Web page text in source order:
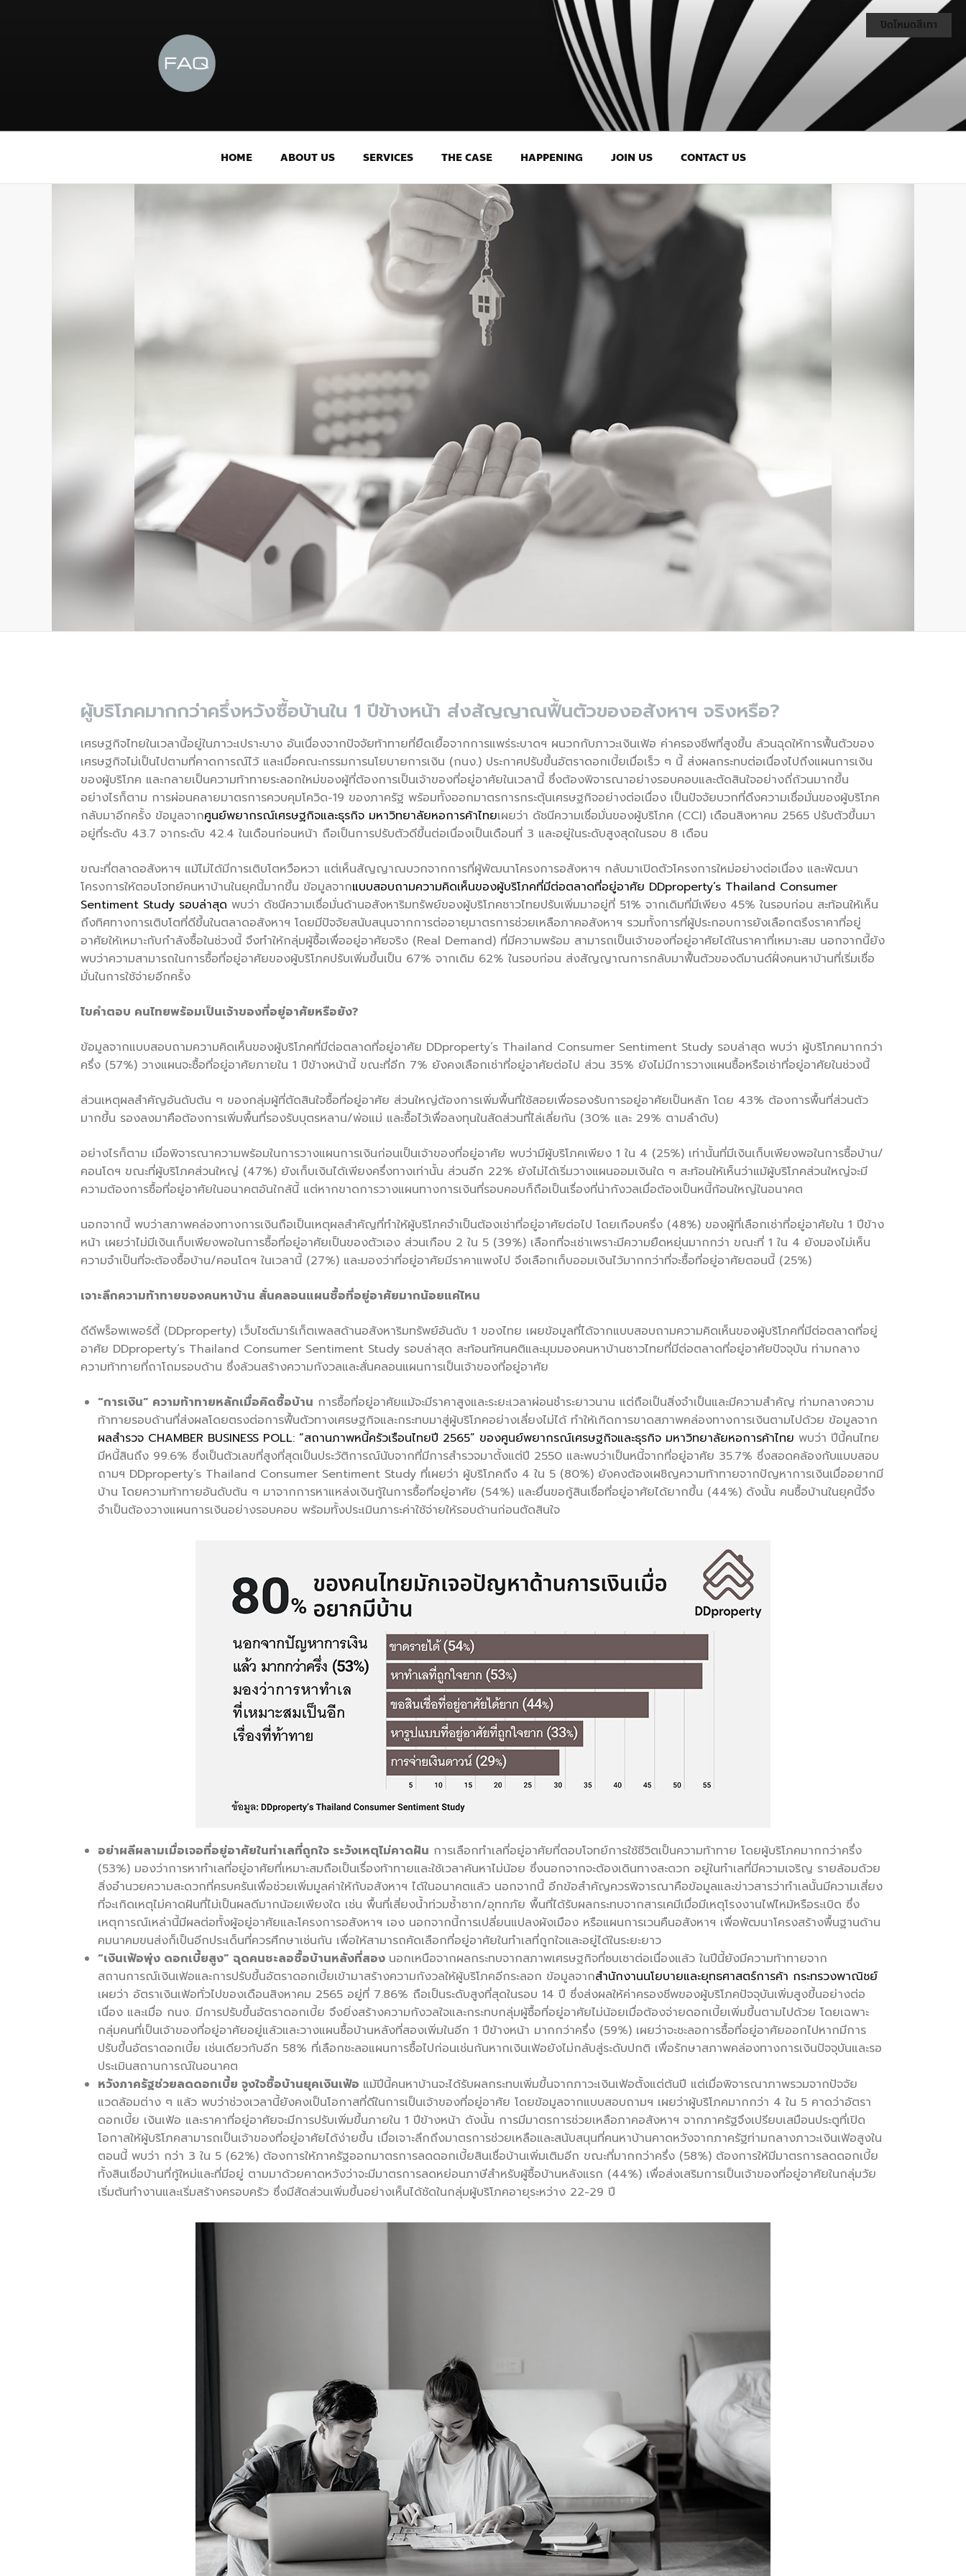
HOME ABOUT US SERVICES THE CASE HAPPENING JOIN US CONTACT US
ผู้บริโภคมากกว่าครึ่งหวังซื้อบ้านใน 1 ปีข้างหน้า ส่งสัญญาณฟื้นตัวของอสังหาฯ จริงหรือ?
เศรษฐกิจไทยในเวลานี้อยู่ในภาวะเปราะบาง อันเนื่องจากปัจจัยท้าทายที่ยืดเยื้อจากการแพร่ระบาดฯ ผนวกกับภาวะเงินเฟ้อ ค่าครองชีพที่สูงขึ้น ล้วนฉุดให้การฟื้นตัวของ
เศรษฐกิจไม่เป็นไปตามที่คาดการณ์ไว้ และเมื่อคณะกรรมการนโยบายการเงิน (กนง.) ประกาศปรับขึ้นอัตราดอกเบี้ยเมื่อเร็ว ๆ นี้ ส่งผลกระทบต่อเนื่องไปถึงแผนการเงิน
ของผู้บริโภค และกลายเป็นความท้าทายระลอกใหม่ของผู้ที่ต้องการเป็นเจ้าของที่อยู่อาศัยในเวลานี้ ซึ่งต้องพิจารณาอย่างรอบคอบและตัดสินใจอย่างถี่ถ้วนมากขึ้น
อย่างไรก็ตาม การผ่อนคลายมาตรการควบคุมโควิด-19 ของภาครัฐ พร้อมทั้งออกมาตรการกระตุ้นเศรษฐกิจอย่างต่อเนื่อง เป็นปัจจัยบวกที่ดึงความเชื่อมั่นของผู้บริโภค
กลับมาอีกครั้ง ข้อมูลจากศูนย์พยากรณ์เศรษฐกิจและธุรกิจ มหาวิทยาลัยหอการค้าไทยเผยว่า ดัชนีความเชื่อมั่นของผู้บริโภค (CCI) เดือนสิงหาคม 2565 ปรับตัวขึ้นมา
อยู่ที่ระดับ 43.7 จากระดับ 42.4 ในเดือนก่อนหน้า ถือเป็นการปรับตัวดีขึ้นต่อเนื่องเป็นเดือนที่ 3 และอยู่ในระดับสูงสุดในรอบ 8 เดือน
ขณะที่ตลาดอสังหาฯ แม้ไม่ได้มีการเติบโตหวือหวา แต่เห็นสัญญาณบวกจากการที่ผู้พัฒนาโครงการอสังหาฯ กลับมาเปิดตัวโครงการใหม่อย่างต่อเนื่อง และพัฒนา
โครงการให้ตอบโจทย์คนหาบ้านในยุคนี้มากขึ้น ข้อมูลจากแบบสอบถามความคิดเห็นของผู้บริโภคที่มีต่อตลาดที่อยู่อาศัย DDproperty’s Thailand Consumer
Sentiment Study รอบล่าสุด พบว่า ดัชนีความเชื่อมั่นด้านอสังหาริมทรัพย์ของผู้บริโภคชาวไทยปรับเพิ่มมาอยู่ที่ 51% จากเดิมที่มีเพียง 45% ในรอบก่อน สะท้อนให้เห็น
ถึงทิศทางการเติบโตที่ดีขึ้นในตลาดอสังหาฯ โดยมีปัจจัยสนับสนุนจากการต่ออายุมาตรการช่วยเหลือภาคอสังหาฯ รวมทั้งการที่ผู้ประกอบการยังเลือกตรึงราคาที่อยู่
อาศัยให้เหมาะกับกำลังซื้อในช่วงนี้ จึงทำให้กลุ่มผู้ซื้อเพื่ออยู่อาศัยจริง (Real Demand) ที่มีความพร้อม สามารถเป็นเจ้าของที่อยู่อาศัยได้ในราคาที่เหมาะสม นอกจากนี้ยัง
พบว่าความสามารถในการซื้อที่อยู่อาศัยของผู้บริโภคปรับเพิ่มขึ้นเป็น 67% จากเดิม 62% ในรอบก่อน ส่งสัญญาณการกลับมาฟื้นตัวของดีมานด์ฝั่งคนหาบ้านที่เริ่มเชื่อ
มั่นในการใช้จ่ายอีกครั้ง
ไขคำตอบ คนไทยพร้อมเป็นเจ้าของที่อยู่อาศัยหรือยัง?
ข้อมูลจากแบบสอบถามความคิดเห็นของผู้บริโภคที่มีต่อตลาดที่อยู่อาศัย DDproperty’s Thailand Consumer Sentiment Study รอบล่าสุด พบว่า ผู้บริโภคมากกว่า
ครึ่ง (57%) วางแผนจะซื้อที่อยู่อาศัยภายใน 1 ปีข้างหน้านี้ ขณะที่อีก 7% ยังคงเลือกเช่าที่อยู่อาศัยต่อไป ส่วน 35% ยังไม่มีการวางแผนซื้อหรือเช่าที่อยู่อาศัยในช่วงนี้
ส่วนเหตุผลสำคัญอันดับต้น ๆ ของกลุ่มผู้ที่ตัดสินใจซื้อที่อยู่อาศัย ส่วนใหญ่ต้องการเพิ่มพื้นที่ใช้สอยเพื่อรองรับการอยู่อาศัยเป็นหลัก โดย 43% ต้องการพื้นที่ส่วนตัว
มากขึ้น รองลงมาคือต้องการเพิ่มพื้นที่รองรับบุตรหลาน/พ่อแม่ และซื้อไว้เพื่อลงทุนในสัดส่วนที่ไล่เลี่ยกัน (30% และ 29% ตามลำดับ)
อย่างไรก็ตาม เมื่อพิจารณาความพร้อมในการวางแผนการเงินก่อนเป็นเจ้าของที่อยู่อาศัย พบว่ามีผู้บริโภคเพียง 1 ใน 4 (25%) เท่านั้นที่มีเงินเก็บเพียงพอในการซื้อบ้าน/
คอนโดฯ ขณะที่ผู้บริโภคส่วนใหญ่ (47%) ยังเก็บเงินได้เพียงครึ่งทางเท่านั้น ส่วนอีก 22% ยังไม่ได้เริ่มวางแผนออมเงินใด ๆ สะท้อนให้เห็นว่าแม้ผู้บริโภคส่วนใหญ่จะมี
ความต้องการซื้อที่อยู่อาศัยในอนาคตอันใกล้นี้ แต่หากขาดการวางแผนทางการเงินที่รอบคอบก็ถือเป็นเรื่องที่น่ากังวลเมื่อต้องเป็นหนี้ก้อนใหญ่ในอนาคต
นอกจากนี้ พบว่าสภาพคล่องทางการเงินถือเป็นเหตุผลสำคัญที่ทำให้ผู้บริโภคจำเป็นต้องเช่าที่อยู่อาศัยต่อไป โดยเกือบครึ่ง (48%) ของผู้ที่เลือกเช่าที่อยู่อาศัยใน 1 ปีข้าง
หน้า เผยว่าไม่มีเงินเก็บเพียงพอในการซื้อที่อยู่อาศัยเป็นของตัวเอง ส่วนเกือบ 2 ใน 5 (39%) เลือกที่จะเช่าเพราะมีความยืดหยุ่นมากกว่า ขณะที่ 1 ใน 4 ยังมองไม่เห็น
ความจำเป็นที่จะต้องซื้อบ้าน/คอนโดฯ ในเวลานี้ (27%) และมองว่าที่อยู่อาศัยมีราคาแพงไป จึงเลือกเก็บออมเงินไว้มากกว่าที่จะซื้อที่อยู่อาศัยตอนนี้ (25%)
เจาะลึกความท้าทายของคนหาบ้าน สั่นคลอนแผนซื้อที่อยู่อาศัยมากน้อยแค่ไหน
ดีดีพร็อพเพอร์ตี้ (DDproperty) เว็บไซต์มาร์เก็ตเพลสด้านอสังหาริมทรัพย์อันดับ 1 ของไทย เผยข้อมูลที่ได้จากแบบสอบถามความคิดเห็นของผู้บริโภคที่มีต่อตลาดที่อยู่
อาศัย DDproperty’s Thailand Consumer Sentiment Study รอบล่าสุด สะท้อนทัศนคติและมุมมองคนหาบ้านชาวไทยที่มีต่อตลาดที่อยู่อาศัยปัจจุบัน ท่ามกลาง
ความท้าทายที่ถาโถมรอบด้าน ซึ่งล้วนสร้างความกังวลและสั่นคลอนแผนการเป็นเจ้าของที่อยู่อาศัย
“การเงิน” ความท้าทายหลักเมื่อคิดซื้อบ้าน การซื้อที่อยู่อาศัยแม้จะมีราคาสูงและระยะเวลาผ่อนชำระยาวนาน แต่ถือเป็นสิ่งจำเป็นและมีความสำคัญ ท่ามกลางความ
ท้าทายรอบด้านที่ส่งผลโดยตรงต่อการฟื้นตัวทางเศรษฐกิจและกระทบมาสู่ผู้บริโภคอย่างเลี่ยงไม่ได้ ทำให้เกิดการขาดสภาพคล่องทางการเงินตามไปด้วย ข้อมูลจาก
ผลสำรวจ CHAMBER BUSINESS POLL: “สถานภาพหนี้ครัวเรือนไทยปี 2565” ของศูนย์พยากรณ์เศรษฐกิจและธุรกิจ มหาวิทยาลัยหอการค้าไทย พบว่า ปีนี้คนไทย
มีหนี้สินถึง 99.6% ซึ่งเป็นตัวเลขที่สูงที่สุดเป็นประวัติการณ์นับจากที่มีการสำรวจมาตั้งแต่ปี 2550 และพบว่าเป็นหนี้จากที่อยู่อาศัย 35.7% ซึ่งสอดคล้องกับแบบสอบ
ถามฯ DDproperty’s Thailand Consumer Sentiment Study ที่เผยว่า ผู้บริโภคถึง 4 ใน 5 (80%) ยังคงต้องเผชิญความท้าทายจากปัญหาการเงินเมื่ออยากมี
บ้าน โดยความท้าทายอันดับต้น ๆ มาจากการหาแหล่งเงินกู้ในการซื้อที่อยู่อาศัย (54%) และยื่นขอกู้สินเชื่อที่อยู่อาศัยได้ยากขึ้น (44%) ดังนั้น คนซื้อบ้านในยุคนี้จึง
จำเป็นต้องวางแผนการเงินอย่างรอบคอบ พร้อมทั้งประเมินภาระค่าใช้จ่ายให้รอบด้านก่อนตัดสินใจ
อย่าผลีผลามเมื่อเจอที่อยู่อาศัยในทำเลที่ถูกใจ ระวังเหตุไม่คาดฝัน การเลือกทำเลที่อยู่อาศัยที่ตอบโจทย์การใช้ชีวิตเป็นความท้าทาย โดยผู้บริโภคมากกว่าครึ่ง
(53%) มองว่าการหาทำเลที่อยู่อาศัยที่เหมาะสมถือเป็นเรื่องท้าทายและใช้เวลาค้นหาไม่น้อย ซึ่งนอกจากจะต้องเดินทางสะดวก อยู่ในทำเลที่มีความเจริญ รายล้อมด้วย
สิ่งอำนวยความสะดวกที่ครบครันเพื่อช่วยเพิ่มมูลค่าให้กับอสังหาฯ ได้ในอนาคตแล้ว นอกจากนี้ อีกข้อสำคัญควรพิจารณาคือข้อมูลและข่าวสารว่าทำเลนั้นมีความเสี่ยง
ที่จะเกิดเหตุไม่คาดฝันที่ไม่เป็นผลดีมากน้อยเพียงใด เช่น พื้นที่เสี่ยงน้ำท่วมซ้ำซาก/อุทกภัย พื้นที่ได้รับผลกระทบจากสารเคมีเมื่อมีเหตุโรงงานไฟไหม้หรือระเบิด ซึ่ง
เหตุการณ์เหล่านี้มีผลต่อทั้งผู้อยู่อาศัยและโครงการอสังหาฯ เอง นอกจากนี้การเปลี่ยนแปลงผังเมือง หรือแผนการเวนคืนอสังหาฯ เพื่อพัฒนาโครงสร้างพื้นฐานด้าน
คมนาคมขนส่งก็เป็นอีกประเด็นที่ควรศึกษาเช่นกัน เพื่อให้สามารถคัดเลือกที่อยู่อาศัยในทำเลที่ถูกใจและอยู่ได้ในระยะยาว
“เงินเฟ้อพุ่ง ดอกเบี้ยสูง” ฉุดคนชะลอซื้อบ้านหลังที่สอง นอกเหนือจากผลกระทบจากสภาพเศรษฐกิจที่ซบเซาต่อเนื่องแล้ว ในปีนี้ยังมีความท้าทายจาก
สถานการณ์เงินเฟ้อและการปรับขึ้นอัตราดอกเบี้ยเข้ามาสร้างความกังวลให้ผู้บริโภคอีกระลอก ข้อมูลจากสำนักงานนโยบายและยุทธศาสตร์การค้า กระทรวงพาณิชย์
เผยว่า อัตราเงินเฟ้อทั่วไปของเดือนสิงหาคม 2565 อยู่ที่ 7.86% ถือเป็นระดับสูงที่สุดในรอบ 14 ปี ซึ่งส่งผลให้ค่าครองชีพของผู้บริโภคปัจจุบันเพิ่มสูงขึ้นอย่างต่อ
เนื่อง และเมื่อ กนง. มีการปรับขึ้นอัตราดอกเบี้ย จึงยิ่งสร้างความกังวลใจและกระทบกลุ่มผู้ซื้อที่อยู่อาศัยไม่น้อยเมื่อต้องจ่ายดอกเบี้ยเพิ่มขึ้นตามไปด้วย โดยเฉพาะ
กลุ่มคนที่เป็นเจ้าของที่อยู่อาศัยอยู่แล้วและวางแผนซื้อบ้านหลังที่สองเพิ่มในอีก 1 ปีข้างหน้า มากกว่าครึ่ง (59%) เผยว่าจะชะลอการซื้อที่อยู่อาศัยออกไปหากมีการ
ปรับขึ้นอัตราดอกเบี้ย เช่นเดียวกับอีก 58% ที่เลือกชะลอแผนการซื้อไปก่อนเช่นกันหากเงินเฟ้อยังไม่กลับสู่ระดับปกติ เพื่อรักษาสภาพคล่องทางการเงินปัจจุบันและรอ
ประเมินสถานการณ์ในอนาคต
หวังภาครัฐช่วยลดดอกเบี้ย จูงใจซื้อบ้านยุคเงินเฟ้อ แม้ปีนี้คนหาบ้านจะได้รับผลกระทบเพิ่มขึ้นจากภาวะเงินเฟ้อตั้งแต่ต้นปี แต่เมื่อพิจารณาภาพรวมจากปัจจัย
แวดล้อมต่าง ๆ แล้ว พบว่าช่วงเวลานี้ยังคงเป็นโอกาสที่ดีในการเป็นเจ้าของที่อยู่อาศัย โดยข้อมูลจากแบบสอบถามฯ เผยว่าผู้บริโภคมากกว่า 4 ใน 5 คาดว่าอัตรา
ดอกเบี้ย เงินเฟ้อ และราคาที่อยู่อาศัยจะมีการปรับเพิ่มขึ้นภายใน 1 ปีข้างหน้า ดังนั้น การมีมาตรการช่วยเหลือภาคอสังหาฯ จากภาครัฐจึงเปรียบเสมือนประตูที่เปิด
โอกาสให้ผู้บริโภคสามารถเป็นเจ้าของที่อยู่อาศัยได้ง่ายขึ้น เมื่อเจาะลึกถึงมาตรการช่วยเหลือและสนับสนุนที่คนหาบ้านคาดหวังจากภาครัฐท่ามกลางภาวะเงินเฟ้อสูงใน
ตอนนี้ พบว่า กว่า 3 ใน 5 (62%) ต้องการให้ภาครัฐออกมาตรการลดดอกเบี้ยสินเชื่อบ้านเพิ่มเติมอีก ขณะที่มากกว่าครึ่ง (58%) ต้องการให้มีมาตรการลดดอกเบี้ย
ทั้งสินเชื่อบ้านที่กู้ใหม่และที่มีอยู่ ตามมาด้วยคาดหวังว่าจะมีมาตรการลดหย่อนภาษีสำหรับผู้ซื้อบ้านหลังแรก (44%) เพื่อส่งเสริมการเป็นเจ้าของที่อยู่อาศัยในกลุ่มวัย
เริ่มต้นทำงานและเริ่มสร้างครอบครัว ซึ่งมีสัดส่วนเพิ่มขึ้นอย่างเห็นได้ชัดในกลุ่มผู้บริโภคอายุระหว่าง 22-29 ปี
ปิดโหมดสีเทา